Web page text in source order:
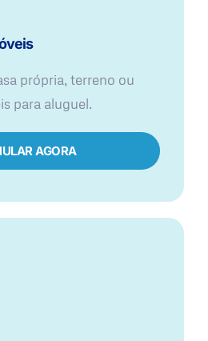
própria, terreno ou
para aluguel.
AGORA​